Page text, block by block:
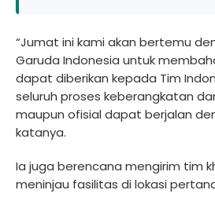
“Jumat ini kami akan bertemu
Garuda Indonesia untuk
dapat diberikan kepada Tim
seluruh proses keberangkatan
maupun ofisial dapat berjalan
katanya.
Ia juga berencana mengirim tim
meninjau fasilitas di lokasi